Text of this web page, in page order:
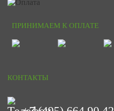
ПРИНИМАЕМ К ОПЛАТЕ
КОНТАКТЫ